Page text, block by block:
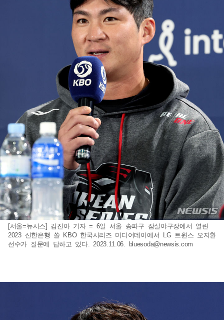
[서울=뉴시스] 김진아 기자 = 6일 서울 송파구 잠실야구장에서 열린
2023 신한은행 쏠 KBO 한국시리즈 미디어데이에서 LG 트윈스 오지환
선수가 질문에 답하고 있다. 2023.11.06.
bluesoda@newsis.com